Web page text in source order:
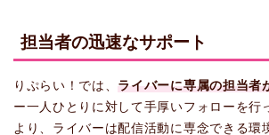
担当者の迅速なサポート
りぷらい！では、ライバーに専属の担当者
ー一人ひとりに対して手厚いフォローを行
より、ライバーは配信活動に専念できる環